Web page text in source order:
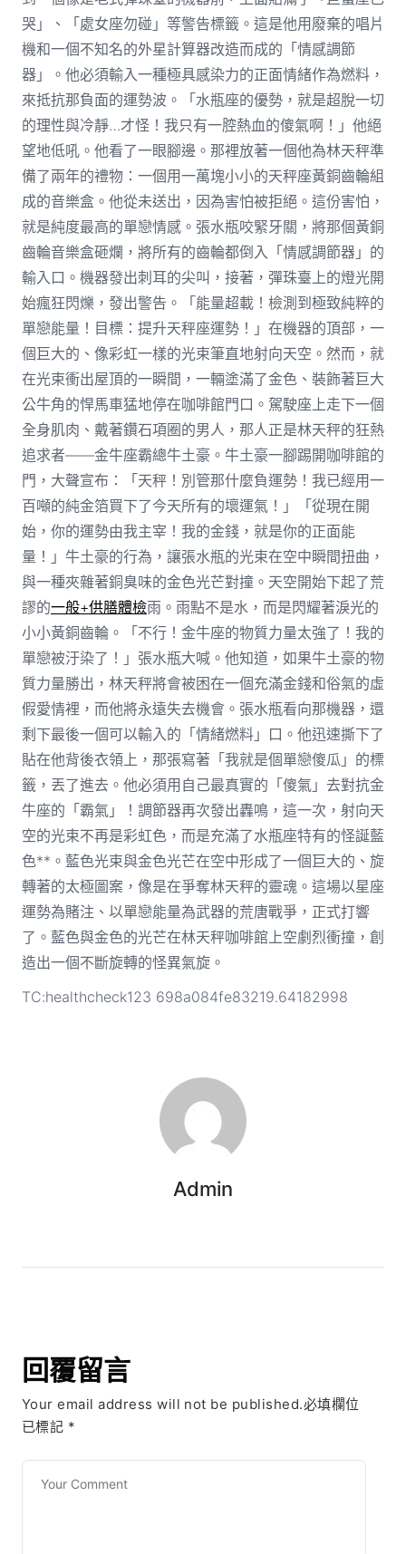
哭」、「處女座勿碰」等警告標籤。這是他用廢棄的唱片
機和一個不知名的外星計算器改造而成的「情感調節
器」。他必須輸入一種極具感染力的正面情緒作為燃料，
來抵抗那負面的運勢波。「水瓶座的優勢，就是超脫一切
的理性與冷靜…才怪！我只有一腔熱血的傻氣啊！」他絕
望地低吼。他看了一眼腳邊。那裡放著一個他為林天秤準
備了兩年的禮物：一個用一萬塊小小的天秤座黃銅齒輪組
成的音樂盒。他從未送出，因為害怕被拒絕。這份害怕，
就是純度最高的單戀情感。張水瓶咬緊牙關，將那個黃銅
齒輪音樂盒砸爛，將所有的齒輪都倒入「情感調節器」的
輸入口。機器發出刺耳的尖叫，接著，彈珠臺上的燈光開
始瘋狂閃爍，發出警告。「能量超載！檢測到極致純粹的
單戀能量！目標：提升天秤座運勢！」在機器的頂部，一
個巨大的、像彩虹一樣的光束筆直地射向天空。然而，就
在光束衝出屋頂的一瞬間，一輛塗滿了金色、裝飾著巨大
公牛角的悍馬車猛地停在咖啡館門口。駕駛座上走下一個
全身肌肉、戴著鑽石項圈的男人，那人正是林天秤的狂熱
追求者——金牛座霸總牛土豪。牛土豪一腳踢開咖啡館的
門，大聲宣布：「天秤！別管那什麼負運勢！我已經用一
百噸的純金箔買下了今天所有的壞運氣！」「從現在開
始，你的運勢由我主宰！我的金錢，就是你的正面能
量！」牛土豪的行為，讓張水瓶的光束在空中瞬間扭曲，
與一種夾雜著銅臭味的金色光芒對撞。天空開始下起了荒
謬的一般+供膳體檢雨。雨點不是水，而是閃耀著淚光的
小小黃銅齒輪。「不行！金牛座的物質力量太強了！我的
單戀被汙染了！」張水瓶大喊。他知道，如果牛土豪的物
質力量勝出，林天秤將會被困在一個充滿金錢和俗氣的虛
假愛情裡，而他將永遠失去機會。張水瓶看向那機器，還
剩下最後一個可以輸入的「情緒燃料」口。他迅速撕下了
貼在他背後衣領上，那張寫著「我就是個單戀傻瓜」的標
籤，丟了進去。他必須用自己最真實的「傻氣」去對抗金
牛座的「霸氣」！調節器再次發出轟鳴，這一次，射向天
空的光束不再是彩虹色，而是充滿了水瓶座特有的怪誕藍
色**。藍色光束與金色光芒在空中形成了一個巨大的、旋
轉著的太極圖案，像是在爭奪林天秤的靈魂。這場以星座
運勢為賭注、以單戀能量為武器的荒唐戰爭，正式打響
了。藍色與金色的光芒在林天秤咖啡館上空劇烈衝撞，創
造出一個不斷旋轉的怪異氣旋。
TC:healthcheck123 698a084fe83219.64182998
Admin
回覆留言
Your email address will not be published.必填欄位
已標記 *